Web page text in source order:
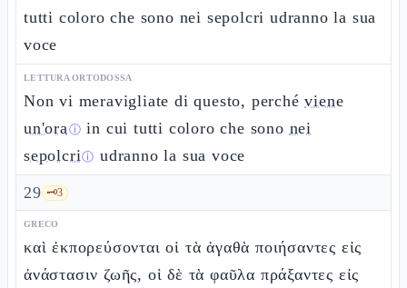
tutti coloro che sono nei sepolcri udranno la sua
voce
LETTURA ORTODOSSA
Non vi meravigliate di questo, perchéviene
un'oraⓘ in cui tutti coloro che sono nei
sepolcriⓘ udranno la sua voce
29 🗝️3
GRECO
καὶ ἐκπορεύσονται οἱ τὰ ἀγαθὰ ποιήσαντες εἰς
ἀνάστασιν ζωῆς, οἱ δὲ τὰ φαῦλα πράξαντες εἰς